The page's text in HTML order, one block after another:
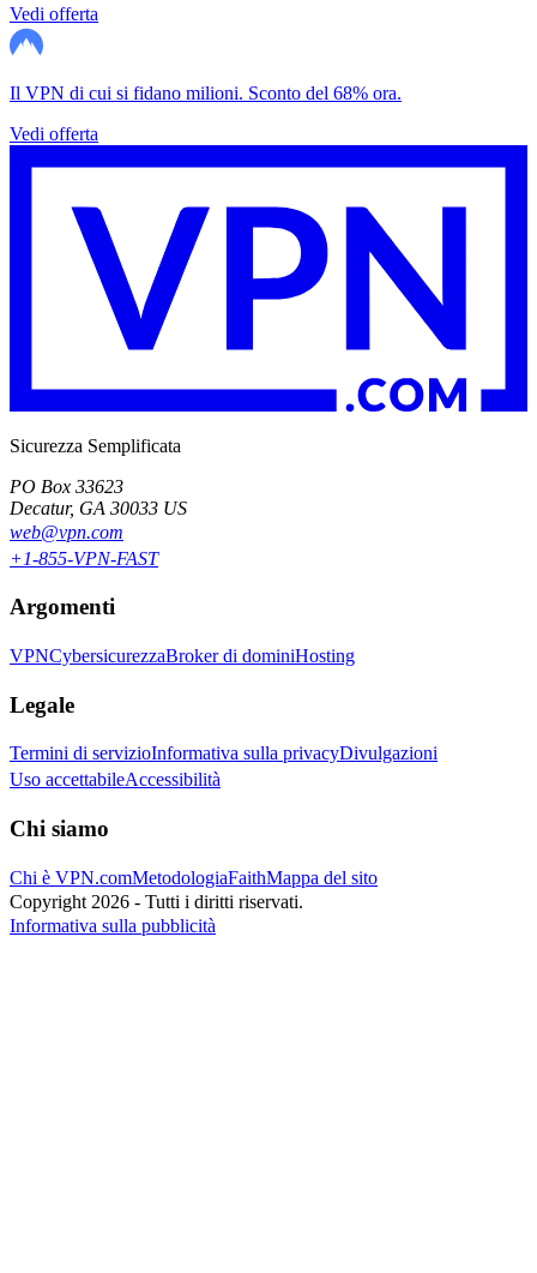
Vedi offerta
Il VPN di cui si fidano milioni. Sconto del 68% ora.
Vedi offerta
Sicurezza Semplificata
PO Box 33623
Decatur, GA 30033 US
web@vpn.com
+1-855-VPN-FAST
Argomenti
VPNCybersicurezzaBroker di dominiHosting
Legale
Termini di servizioInformativa sulla privacyDivulgazioni
Uso accettabileAccessibilità
Chi siamo
Chi è VPN.comMetodologiaFaithMappa del sito
Copyright 2026 - Tutti i diritti riservati.
Informativa sulla pubblicità